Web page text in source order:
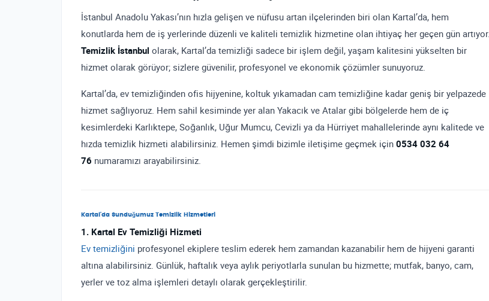
İstanbul Anadolu Yakası’nın hızla gelişen ve nüfusu artan ilçelerinden biri olan Kartal’da, hem
konutlarda hem de iş yerlerinde düzenli ve kaliteli temizlik hizmetine olan ihtiyaç her geçen gün artıyor.
Temizlik İstanbul olarak, Kartal’da temizliği sadece bir işlem değil, yaşam kalitesini yükselten bir
hizmet olarak görüyor; sizlere güvenilir, profesyonel ve ekonomik çözümler sunuyoruz.
Kartal’da, ev temizliğinden ofis hijyenine, koltuk yıkamadan cam temizliğine kadar geniş bir yelpazede
hizmet sağlıyoruz. Hem sahil kesiminde yer alan Yakacık ve Atalar gibi bölgelerde hem de iç
kesimlerdeki Karlıktepe, Soğanlık, Uğur Mumcu, Cevizli ya da Hürriyet mahallelerinde aynı kalitede ve
hızda temizlik hizmeti alabilirsiniz. Hemen şimdi bizimle iletişime geçmek için 0534 032 64
76 numaramızı arayabilirsiniz.
Kartal’da Sunduğumuz Temizlik Hizmetleri
1. Kartal Ev Temizliği Hizmeti
Ev temizliğini profesyonel ekiplere teslim ederek hem zamandan kazanabilir hem de hijyeni garanti
altına alabilirsiniz. Günlük, haftalık veya aylık periyotlarla sunulan bu hizmette; mutfak, banyo, cam,
yerler ve toz alma işlemleri detaylı olarak gerçekleştirilir.